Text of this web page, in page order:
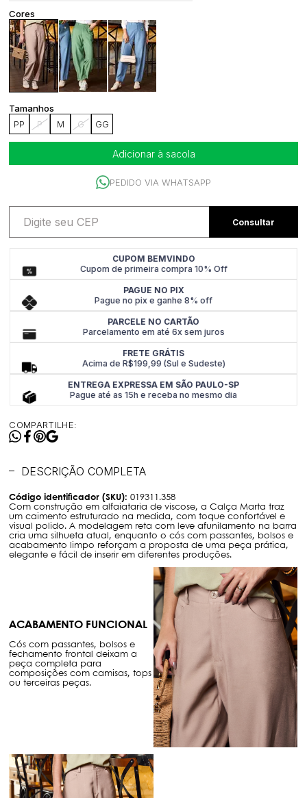
PP P M G GG
Adicionar à sacola
PEDIDO VIA WHATSAPP
CUPOM BEMVINDO
Cupom de primeira compra 10% Off
PAGUE NO PIX
Pague no pix e ganhe 8% off
PARCELE NO CARTÃO
Parcelamento em até 6x sem juros
FRETE GRÁTIS
Acima de R$199,99 (Sul e Sudeste)
ENTREGA EXPRESSA EM SÃO PAULO-SP
Pague até as 15h e receba no mesmo dia
COMPARTILHE:
DESCRIÇÃO COMPLETA
Código identificador (SKU): 019311.358
Com construção em alfaiataria de viscose, a Calça Marta traz
um caimento estruturado na medida, com toque confortável e
visual polido. A modelagem reta com leve afunilamento na barra
cria uma silhueta atual, enquanto o cós com passantes, bolsos e
acabamento limpo reforçam a proposta de uma peça prática,
elegante e fácil de inserir em diferentes produções.
ACABAMENTO FUNCIONAL
Cós com passantes, bolsos e
fechamento frontal deixam a
peça completa para
composições com camisas, tops
ou terceiras peças.